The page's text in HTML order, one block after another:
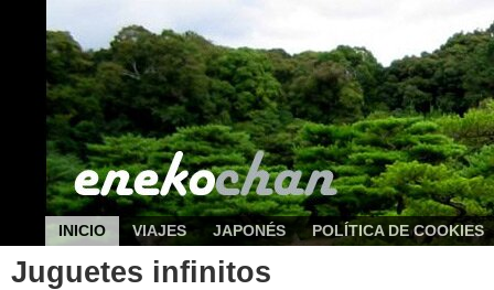
INICIO VIAJES JAPONÉS POLÍTICA DE COOKIES
Juguetes infinitos